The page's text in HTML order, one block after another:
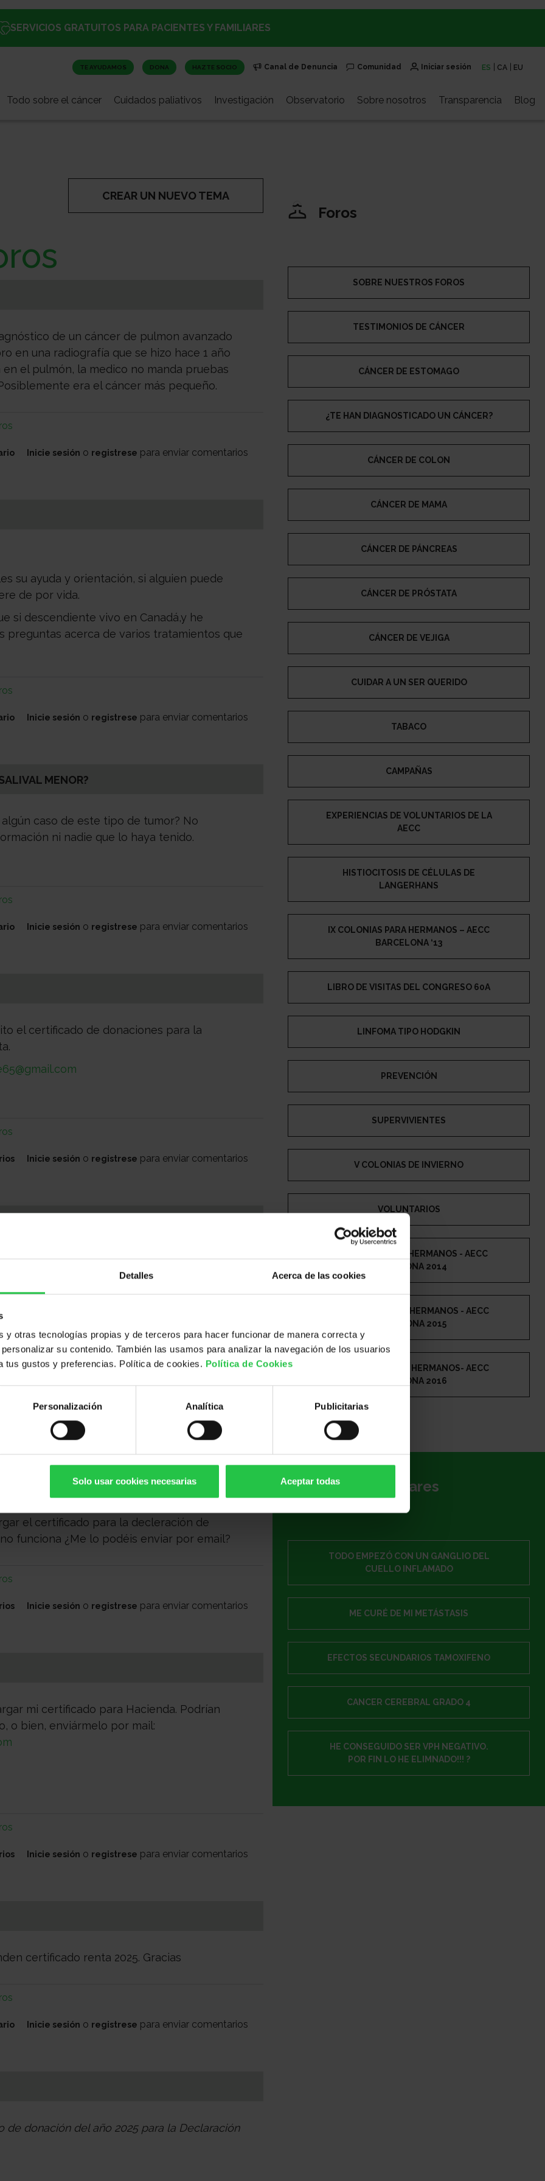
Detalles Acerca de las cookies
y otras tecnologías propias y de terceros para hacer funcionar de manera correcta y
su contenido. También las usamos para analizar la navegación de los usuarios
tus gustos y preferencias. Política de cookies. Política de Cookies
Personalización Analítica Publicitarias
Solo usar cookies necesarias Aceptar todas
SERVICIOS GRATUITOS PARA PACIENTES Y FAMILIARES
TE AYUDAMOS DONA HAZTE SOCIO Canal de Denuncia Comunidad Iniciar sesión ES CA EU
Todo sobre el cáncer Cuidados paliativos Investigación Observatorio Sobre nosotros Transparencia Blog
CREAR UN NUEVO TEMA
de un cáncer de pulmon avanzado
en una radiografía que se hizo hace 1 año
el pulmón, la medico no manda pruebas
era el cáncer más pequeño.
Inicie sesión o registrese para enviar comentarios
su ayuda y orientación, si alguien puede
de por vida.
si descendiente vivo en Canadá,y he
preguntas acerca de varios tratamientos que
Inicie sesión o registrese para enviar comentarios
MENOR?
caso de este tipo de tumor? No
ni nadie que lo haya tenido.
Inicie sesión o registrese para enviar comentarios
el certificado de donaciones para la
Inicie sesión o registrese para enviar comentarios
2025
Inicie sesión para enviar comentarios
el certificado para la decleración de
funciona ¿Me lo podéis enviar por email?
Inicie sesión o registrese para enviar comentarios
mi certificado para Hacienda. Podrían
o bien, enviármelo por mail:
Inicie sesión o registrese para enviar comentarios
certificado renta 2025. Gracias
Inicie sesión o registrese para enviar comentarios
de donación del año 2025 para la Declaración
Foros
SOBRE NUESTROS FOROS
TESTIMONIOS DE CÁNCER
CÁNCER DE ESTOMAGO
¿TE HAN DIAGNOSTICADO UN CÁNCER?
CÁNCER DE COLON
CÁNCER DE MAMA
CÁNCER DE PÁNCREAS
CÁNCER DE PRÓSTATA
CÁNCER DE VEJIGA
CUIDAR A UN SER QUERIDO
TABACO
CAMPAÑAS
EXPERIENCIAS DE VOLUNTARIOS DE LA
AECC
HISTIOCITOSIS DE CÉLULAS DE
LANGERHANS
IX COLONIAS PARA HERMANOS – AECC
BARCELONA ‘13
LIBRO DE VISITAS DEL CONGRESO 60A
LINFOMA TIPO HODGKIN
PREVENCIÓN
SUPERVIVIENTES
V COLONIAS DE INVIERNO
VOLUNTARIOS
X COLONIAS PARA HERMANOS - AECC
BARCELONA 2014
XI COLONIAS PARA HERMANOS - AECC
BARCELONA 2015
XII COLONIAS PARA HERMANOS- AECC
BARCELONA 2016
Temas populares
TODO EMPEZÓ CON UN GANGLIO DEL
CUELLO INFLAMADO
ME CURÉ DE MI METÁSTASIS
EFECTOS SECUNDARIOS TAMOXIFENO
CANCER CEREBRAL GRADO 4
HE CONSEGUIDO SER VPH NEGATIVO.
POR FIN LO HE ELIMNADO!!! ?